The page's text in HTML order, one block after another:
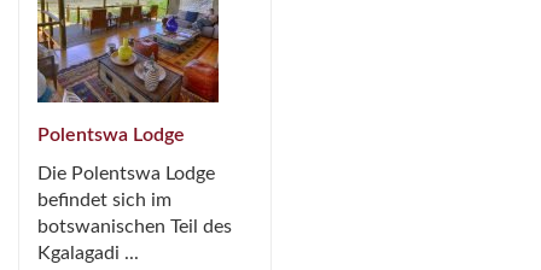
Polentswa Lodge
Die Polentswa Lodge
befindet sich im
botswanischen Teil des
Kgalagadi ...